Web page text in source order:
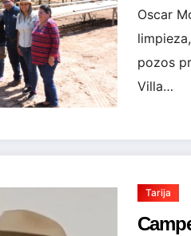
Oscar
pozos
Villa…
Tarija